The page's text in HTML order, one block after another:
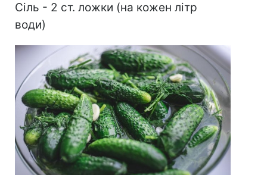
Сіль - 2 ст. ложки (на кожен літр
води)